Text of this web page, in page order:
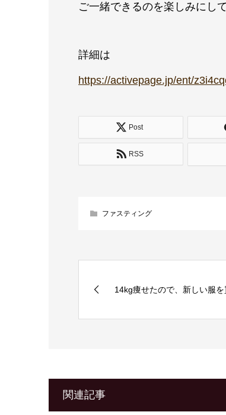
ご一緒できるのを楽しみにし
詳細は
https://activepage.jp/ent/
Post
RSS
ファスティング
14kg痩せたので、新しい服を
関連記事